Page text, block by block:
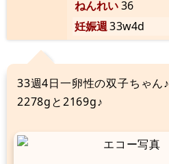
ねんれい36
妊娠週33w4d
33週4日一卵性の双子ちゃん♪
2278gと2169g♪